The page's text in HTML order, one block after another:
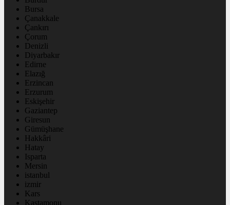
Bursa
Çanakkale
Çankırı
Çorum
Denizli
Diyarbakır
Edirne
Elazığ
Erzincan
Erzurum
Eskişehir
Gaziantep
Giresun
Gümüşhane
Hakkâri
Hatay
Isparta
Mersin
istanbul
izmir
Kars
Kastamonu